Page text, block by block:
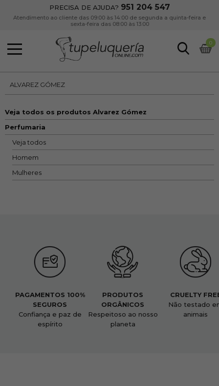
PRECISA DE AJUDA? 951 204 547
Atendimento ao cliente das 09:00 às 14:00 de segunda a quinta-feira e
sexta-feira das 08:00 às 13:00
0
ALVAREZ GÓMEZ
Veja todos os produtos Alvarez Gómez
Perfumaria
Veja todos
Homem
Mulheres
PAGAMENTOS 100%
SEGUROS
Confiança e paz de
espírito
PRODUTOS
ORGÂNICOS
Respeitoso ao nosso
planeta
CRUELTY
Não testado
animais